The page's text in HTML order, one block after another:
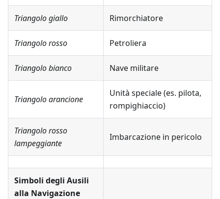
Triangolo giallo Rimorchiatore
Triangolo rosso Petroliera
Triangolo bianco Nave militare
Triangolo arancione
Unità speciale (es. pilota,
rompighiaccio)
Triangolo rosso
lampeggiante
Imbarcazione in pericolo
Simboli degli Ausili
alla Navigazione